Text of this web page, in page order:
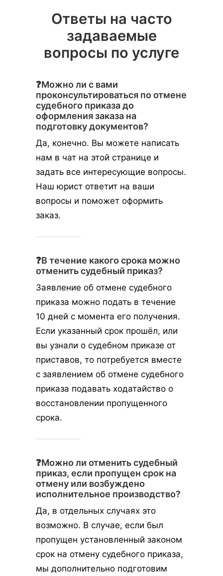
Ответы на часто
задаваемые
вопросы по услуге
❓Можно ли с вами
проконсультироваться по отмене
судебного приказа до
оформления заказа на
подготовку документов?
Да, конечно. Вы можете написать
нам в чат на этой странице и
задать все интересующие вопросы.
Наш юрист ответит на ваши
вопросы и поможет оформить
заказ.
❓В течение какого срока можно
отменить судебный приказ?
Заявление об отмене судебного
приказа можно подать в течение
10 дней с момента его получения.
Если указанный срок прошёл, или
вы узнали о судебном приказе от
приставов, то потребуется вместе
с заявлением об отмене судебного
приказа подавать ходатайство о
восстановлении пропущенного
срока.
❓Можно ли отменить судебный
приказ, если пропущен срок на
отмену или возбуждено
исполнительное производство?
Да, в отдельных случаях это
возможно. В случае, если был
пропущен установленный законом
срок на отмену судебного приказа,
мы дополнительно подготовим